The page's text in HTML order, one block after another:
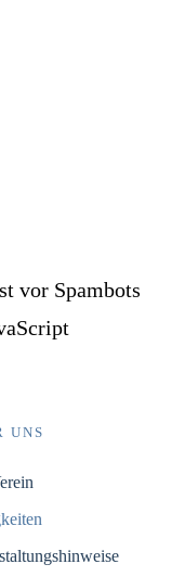
vor Spambots
UNS